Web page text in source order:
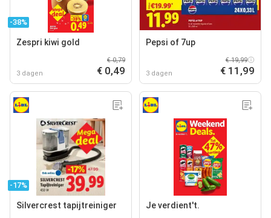
-38%
Zespri kiwi gold
3 dagen
€ 0,79
€ 0,49
Pepsi of 7up
3 dagen
€ 19,99
€ 11,99
-17%
Silvercrest tapijtreiniger Je verdient't.